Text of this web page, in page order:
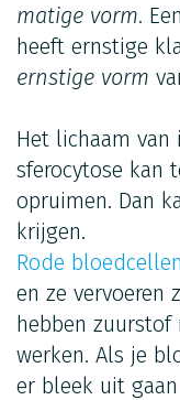
matige vorm.
heeft ernstige
ernstige vorm
Het lichaam
sferocytose kan
opruimen. Dan
krijgen.
Rode bloedcellen
en ze vervoeren
hebben
werken. Als je
er bleek uit